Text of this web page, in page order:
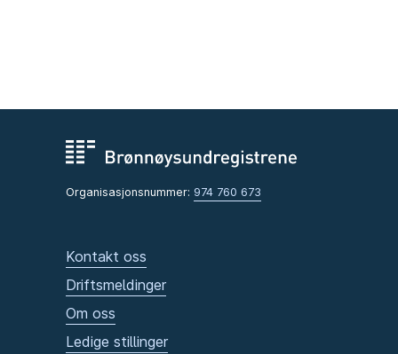
Organisasjonsnummer: 974 760 673
Kontakt oss
Driftsmeldinger
Om oss
Ledige stillinger